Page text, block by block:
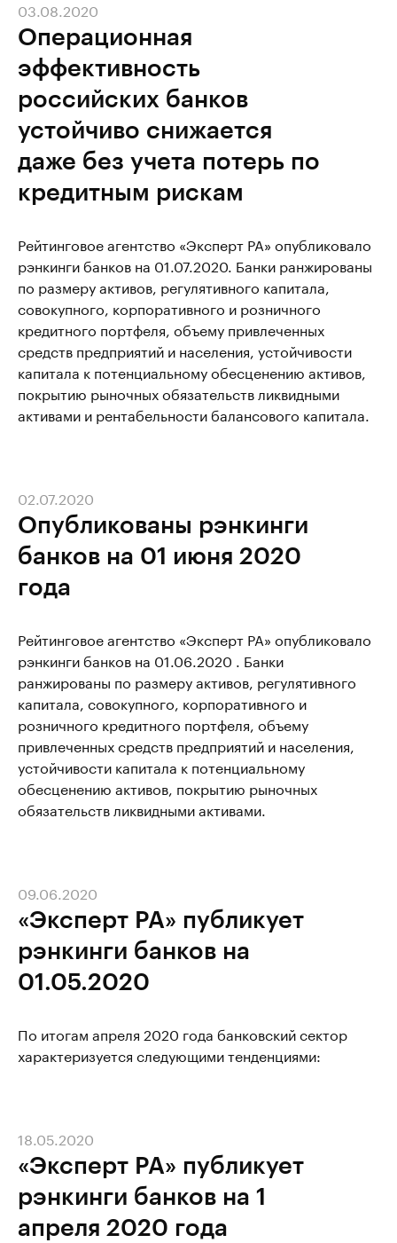
Операционная
эффективность
российских банков
устойчиво снижается
даже без учета потерь по
кредитным рискам
03.08.2020
Рейтинговое агентство «Эксперт РА» опубликовало
рэнкинги банков на 01.07.2020. Банки ранжированы
по размеру активов, регулятивного капитала,
совокупного, корпоративного и розничного
кредитного портфеля, объему привлеченных
средств предприятий и населения, устойчивости
капитала к потенциальному обесценению активов,
покрытию рыночных обязательств ликвидными
активами и рентабельности балансового капитала.
Опубликованы рэнкинги
банков на 01 июня 2020
года
02.07.2020
Рейтинговое агентство «Эксперт РА» опубликовало
рэнкинги банков на 01.06.2020 . Банки
ранжированы по размеру активов, регулятивного
капитала, совокупного, корпоративного и
розничного кредитного портфеля, объему
привлеченных средств предприятий и населения,
устойчивости капитала к потенциальному
обесценению активов, покрытию рыночных
обязательств ликвидными активами.
«Эксперт РА» публикует
рэнкинги банков на
01.05.2020
09.06.2020
По итогам апреля 2020 года банковский сектор
характеризуется следующими тенденциями:
«Эксперт РА» публикует
рэнкинги банков на 1
апреля 2020 года
18.05.2020